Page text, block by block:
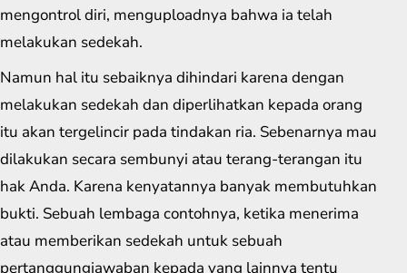
mengontrol diri, menguploadnya bahwa ia telah
melakukan sedekah.
Namun hal itu sebaiknya dihindari karena dengan
melakukan sedekah dan diperlihatkan kepada orang
itu akan tergelincir pada tindakan ria. Sebenarnya mau
dilakukan secara sembunyi atau terang-terangan itu
hak Anda. Karena kenyatannya banyak membutuhkan
bukti. Sebuah lembaga contohnya, ketika menerima
atau memberikan sedekah untuk sebuah
pertanggungjawaban kepada yang lainnya tentu